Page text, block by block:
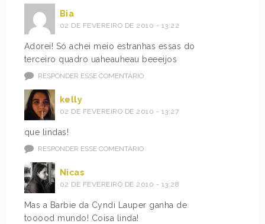
Bia
02 DE FEVEREIRO DE 2010 - 13:22
Adorei! Só achei meio estranhas essas do
terceiro quadro uaheauheau beeeijos
RESPONDER ESSE COMENTÁRIO
kelly
02 DE FEVEREIRO DE 2010 - 13:27
que lindas!
RESPONDER ESSE COMENTÁRIO
Nicas
02 DE FEVEREIRO DE 2010 - 13:28
Mas a Barbie da Cyndi Lauper ganha de
tooood mundo! Coisa linda!